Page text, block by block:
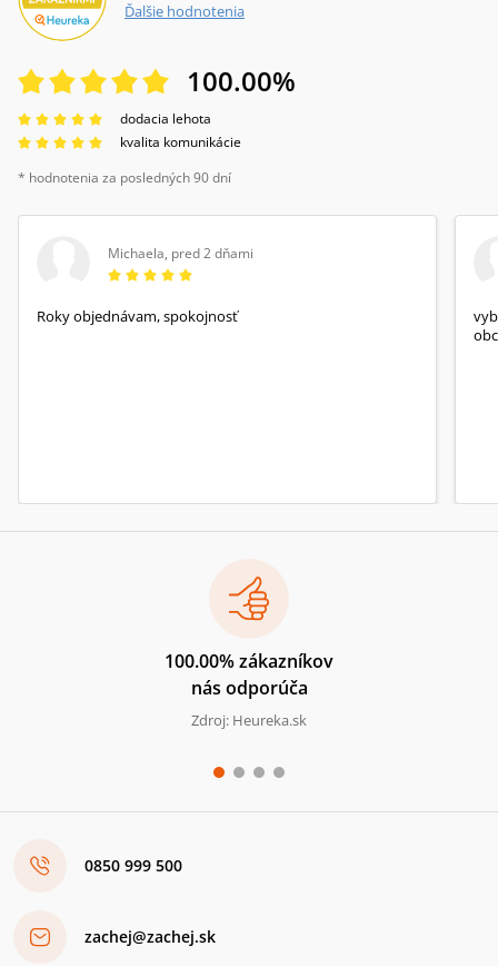
Ďalšie hodnotenia
100.00%
dodacia lehota
kvalita komunikácie
* hodnotenia za posledných 90 dní
Michaela, pred 2 dňami
Roky objednávam, spokojnosť
100.00% zákazníkov
nás odporúča
Zdroj: Heureka.sk
0850 999 500
zachej@zachej.sk